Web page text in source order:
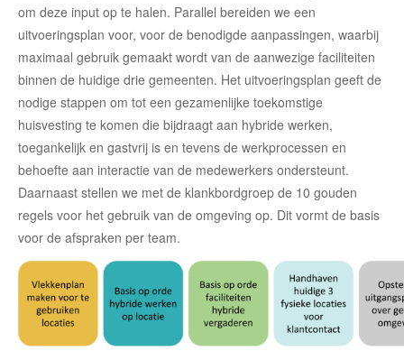
om deze input op te halen. Parallel bereiden we een
uitvoeringsplan voor, voor de benodigde aanpassingen, waarbij
maximaal gebruik gemaakt wordt van de aanwezige faciliteiten
binnen de huidige drie gemeenten. Het uitvoeringsplan geeft de
nodige stappen om tot een gezamenlijke toekomstige
huisvesting te komen die bijdraagt aan hybride werken,
toegankelijk en gastvrij is en tevens de werkprocessen en
behoefte aan interactie van de medewerkers ondersteunt.
Daarnaast stellen we met de klankbordgroep de 10 gouden
regels voor het gebruik van de omgeving op. Dit vormt de basis
voor de afspraken per team.